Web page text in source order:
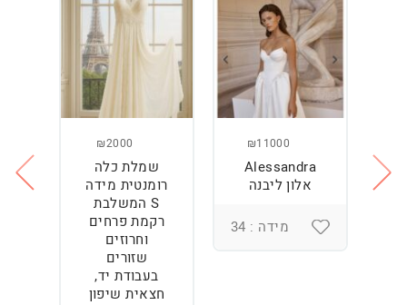
₪11000
Alessandra
אלון ליבנה
מידה : 34
₪2000
שמלת כלה
רומנטית מידה
S המשלבת
רקמת פרחים
וחרוזים
שזורים
בעבודת יד,
חצאית שיפון